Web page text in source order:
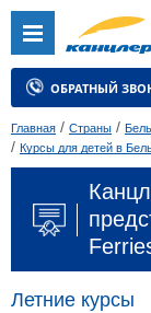
ОБРАТНЫЙ
Главная / Страны /
/ Курсы для детей в
Летние курсы